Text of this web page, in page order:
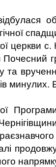
церкви
Почесний
та
минулих.